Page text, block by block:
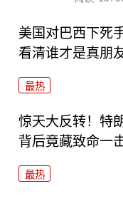
美国对巴西下死
看清谁才是真朋
最热
惊天大反转！特
背后竟藏致命一
最热